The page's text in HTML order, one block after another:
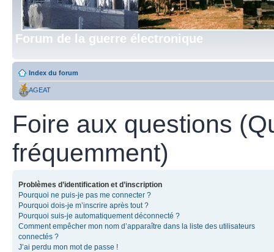
Forum de la guerre électronique
Index du forum
AGEAT
Foire aux questions
fréquemment)
Problèmes d’identification et d’inscription
Pourquoi ne puis-je pas me connecter ?
Pourquoi dois-je m’inscrire après tout ?
Pourquoi suis-je automatiquement déconnecté ?
Comment empêcher mon nom d’apparaître dans la liste des utilisateurs
connectés ?
J’ai perdu mon mot de passe !